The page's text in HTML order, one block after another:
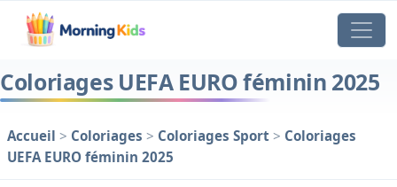
Coloriages UEFA EURO féminin 2025
Accueil > Coloriages > Coloriages Sport > Coloriages
UEFA EURO féminin 2025